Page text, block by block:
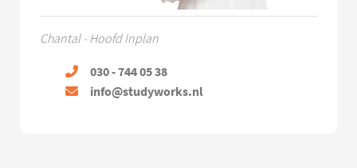
Chantal - Hoofd Inplan
030 - 744 05 38
info@studyworks.nl